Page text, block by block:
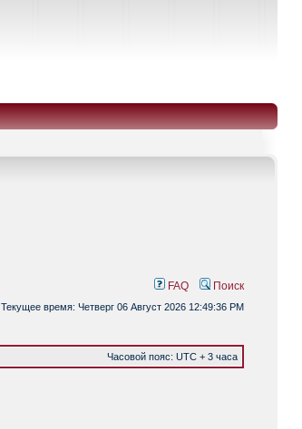
FAQ Поиск
Текущее время: Четверг 06 Август 2026 12:49:36 PM
Часовой пояс: UTC + 3 часа